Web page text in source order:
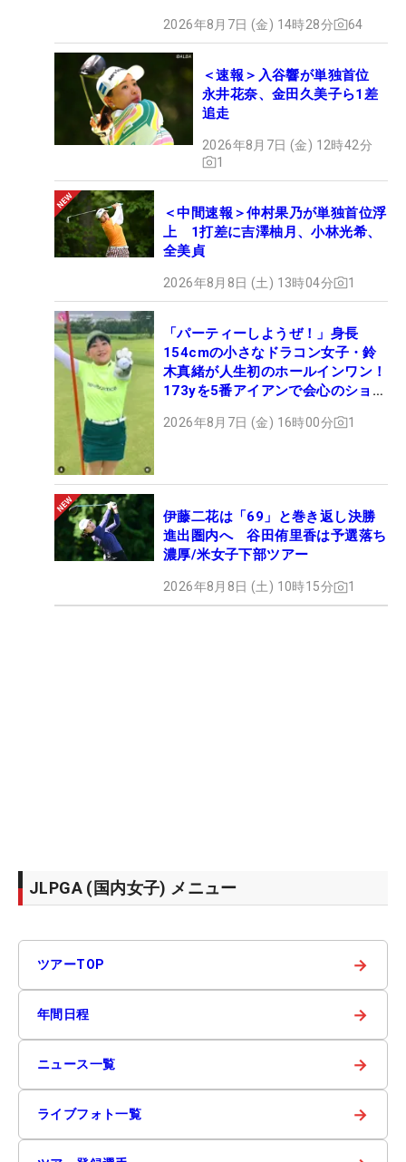
2026年8月7日 (金) 14時28分 64
＜速報＞入谷響が単独首位
永井花奈、金田久美子ら1差
追走
2026年8月7日 (金) 12時42分
1
＜中間速報＞仲村果乃が単独首位浮
上 1打差に吉澤柚月、小林光希、
全美貞
2026年8月8日 (土) 13時04分 1
「パーティーしようぜ！」身長
154cmの小さなドラコン女子・鈴
木真緒が人生初のホールインワン！
173yを5番アイアンで会心のショッ
2026年8月7日 (金) 16時00分 1
伊藤二花は「69」と巻き返し決勝
進出圏内へ 谷田侑里香は予選落ち
濃厚/米女子下部ツアー
2026年8月8日 (土) 10時15分 1
JLPGA (国内女子) メニュー
ツアーTOP →
年間日程 →
ニュース一覧 →
ライブフォト一覧 →